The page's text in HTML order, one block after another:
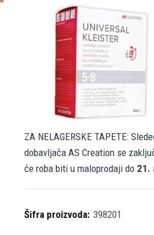
ZA NELAGERSKE TAPETE:
dobavljača AS Creation se
će roba biti u maloprodaji do 21.
Šifra proizvoda: 398201